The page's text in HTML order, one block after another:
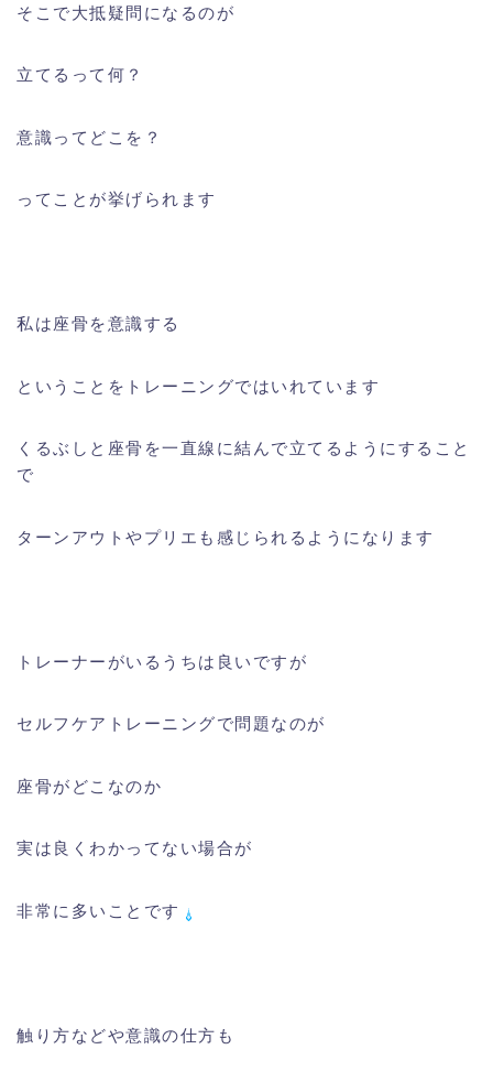
そこで大抵疑問になるのが
立てるって何？
意識ってどこを？
ってことが挙げられます
私は座骨を意識する
ということをトレーニングではいれています
くるぶしと座骨を一直線に結んで立てるようにすること
で
ターンアウトやプリエも感じられるようになります
トレーナーがいるうちは良いですが
セルフケアトレーニングで問題なのが
座骨がどこなのか
実は良くわかってない場合が
非常に多いことです
触り方などや意識の仕方も